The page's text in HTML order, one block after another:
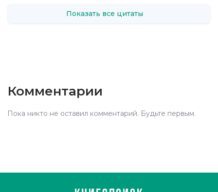
Показать все цитаты
Комментарии
Пока никто не оставил комментарий. Будьте первым.